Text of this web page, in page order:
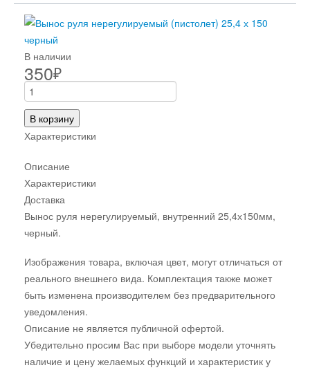
В наличии
350₽
В корзину
Характеристики
Описание
Характеристики
Доставка
Вынос руля нерегулируемый, внутренний 25,4х150мм,
черный.
Изображения товара, включая цвет, могут отличаться от
реального внешнего вида. Комплектация также может
быть изменена производителем без предварительного
уведомления.
Описание не является публичной офертой.
Убедительно просим Вас при выборе модели уточнять
наличие и цену желаемых функций и характеристик у